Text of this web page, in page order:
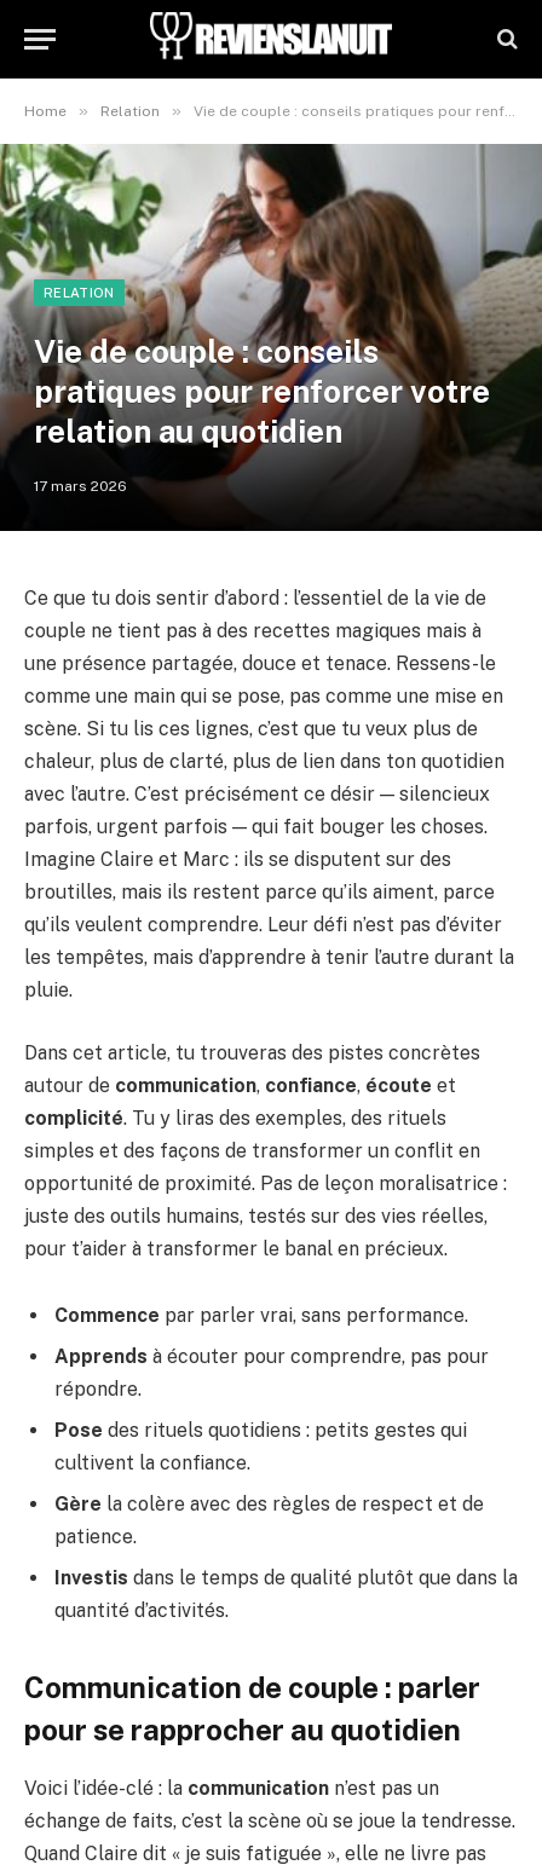
Home » Relation » Vie de couple : conseils pratiques pour renforcer votre relation au quotidien
RELATION
Vie de couple : conseils
pratiques pour renforcer votre
relation au quotidien
17 mars 2026
Ce que tu dois sentir d’abord : l’essentiel de la vie de
couple ne tient pas à des recettes magiques mais à
une présence partagée, douce et tenace. Ressens-le
comme une main qui se pose, pas comme une mise en
scène. Si tu lis ces lignes, c’est que tu veux plus de
chaleur, plus de clarté, plus de lien dans ton quotidien
avec l’autre. C’est précisément ce désir — silencieux
parfois, urgent parfois — qui fait bouger les choses.
Imagine Claire et Marc : ils se disputent sur des
broutilles, mais ils restent parce qu’ils aiment, parce
qu’ils veulent comprendre. Leur défi n’est pas d’éviter
les tempêtes, mais d’apprendre à tenir l’autre durant la
pluie.
Dans cet article, tu trouveras des pistes concrètes
autour de communication, confiance, écoute et
complicité. Tu y liras des exemples, des rituels
simples et des façons de transformer un conflit en
opportunité de proximité. Pas de leçon moralisatrice :
juste des outils humains, testés sur des vies réelles,
pour t’aider à transformer le banal en précieux.
Commence par parler vrai, sans performance.
Apprends à écouter pour comprendre, pas pour
répondre.
Pose des rituels quotidiens : petits gestes qui
cultivent la confiance.
Gère la colère avec des règles de respect et de
patience.
Investis dans le temps de qualité plutôt que dans la
quantité d’activités.
Communication de couple : parler
pour se rapprocher au quotidien
Voici l’idée-clé : la communication n’est pas un
échange de faits, c’est la scène où se joue la tendresse.
Quand Claire dit « je suis fatiguée », elle ne livre pas